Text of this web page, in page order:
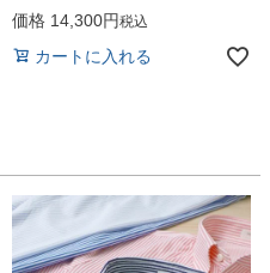
価格 14,300 税込
カートに入れる